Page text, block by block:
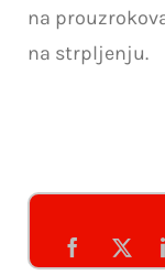
na
na strpljenju.